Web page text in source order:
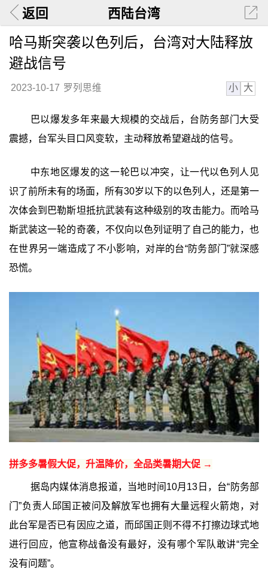
返回 西陆台湾
哈马斯突袭以色列后，台湾对大陆释放
避战信号
2023-10-17 罗列思维 小 大
巴以爆发多年来最大规模的交战后，台防务部门大受
震撼，台军头目口风变软，主动释放希望避战的信号。
中东地区爆发的这一轮巴以冲突，让一代以色列人见
识了前所未有的场面，所有30岁以下的以色列人，还是第一
次体会到巴勒斯坦抵抗武装有这种级别的攻击能力。而哈马
斯武装这一轮的奇袭，不仅向以色列证明了自己的能力，也
在世界另一端造成了不小影响，对岸的台“防务部门”就深感
恐慌。
拼多多暑假大促，升温降价，全品类暑期大促 →
据岛内媒体消息报道，当地时间10月13日，台“防务部
门”负责人邱国正被问及解放军也拥有大量远程火箭炮，对
此台军是否已有因应之道，而邱国正则不得不打擦边球式地
进行回应，他宣称战备没有最好，没有哪个军队敢讲“完全
没有问题”。